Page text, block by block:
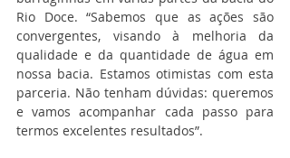
Rio Doce. “Sabemos que as ações são
convergentes, visando à melhoria da
qualidade e da quantidade de água em
nossa bacia. Estamos otimistas com esta
parceria. Não tenham dúvidas: queremos
e vamos acompanhar cada passo para
termos excelentes resultados”.